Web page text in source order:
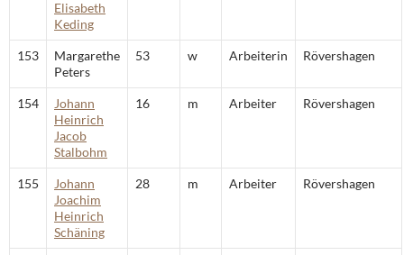
Elisabeth
Keding
153
Margarethe
Peters
53 w Arbeiterin Rövershagen
154
Johann
Heinrich
Jacob
Stalbohm
16 m Arbeiter Rövershagen
155
Johann
Joachim
Heinrich
Schäning
28 m Arbeiter Rövershagen